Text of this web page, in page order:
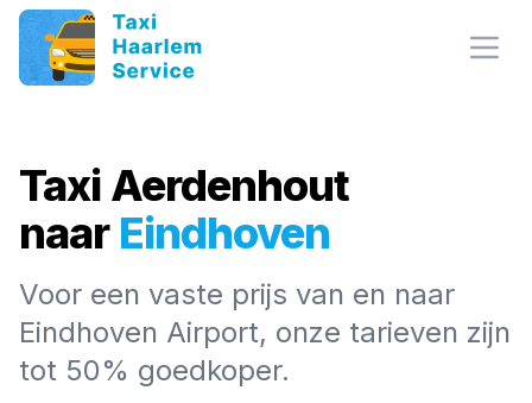
Taxi Aerdenhout
naar Eindhoven
Voor een vaste prijs van en naar
Eindhoven Airport, onze tarieven zijn
tot 50% goedkoper.